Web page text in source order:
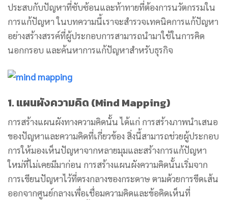
ประสบกับปัญหาที่ซับซ้อนและท้าทายที่ต้องการนวัตกรรมใน
การแก้ปัญหา ในบทความนี้เราจะสำรวจเทคนิคการแก้ปัญหา
อย่างสร้างสรรค์ที่ผู้ประกอบการสามารถนำมาใช้ในการคิด
นอกกรอบ และค้นหาการแก้ปัญหาสำหรับธุรกิจ
1. แผนผังความคิด (Mind Mapping)
การสร้างแผนผังทางความคิดนั้น ได้แก่ การสร้างภาพนำเสนอ
ของปัญหาและความคิดที่เกี่ยวข้อง สิ่งนี้สามารถช่วยผู้ประกอบ
การให้มองเห็นปัญหาจากหลายมุมและสร้างการแก้ปัญหา
ใหม่ที่ไม่เคยมีมาก่อน การสร้างแผนผังความคิดนั้นเริ่มจาก
การเขียนปัญหาไว้ที่ตรงกลางของกระดาษ ตามด้วยการขีดเส้น
ออกจากศูนย์กลางเพื่อเชื่อมความคิดและข้อคิดเห็นที่